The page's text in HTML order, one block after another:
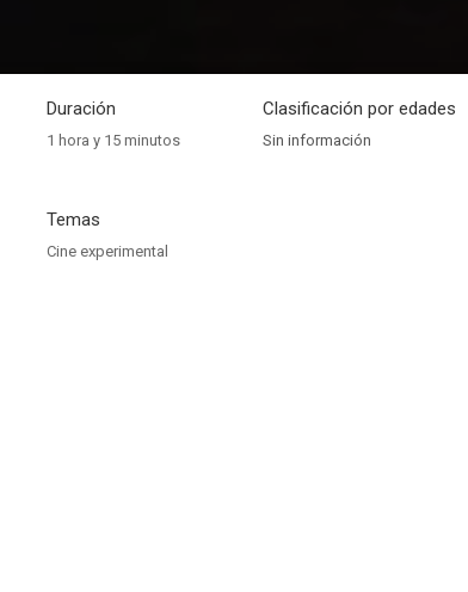
Duración
1 hora y 15 minutos
Clasificación por edades
Sin información
Temas
Cine experimental